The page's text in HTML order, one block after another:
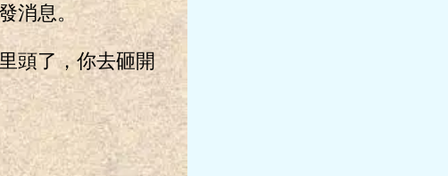
消息。
頭了，你去砸開